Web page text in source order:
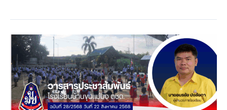
วารสาร
ประชาสัมพันธ์
ฉบับ
ที่
28/2568